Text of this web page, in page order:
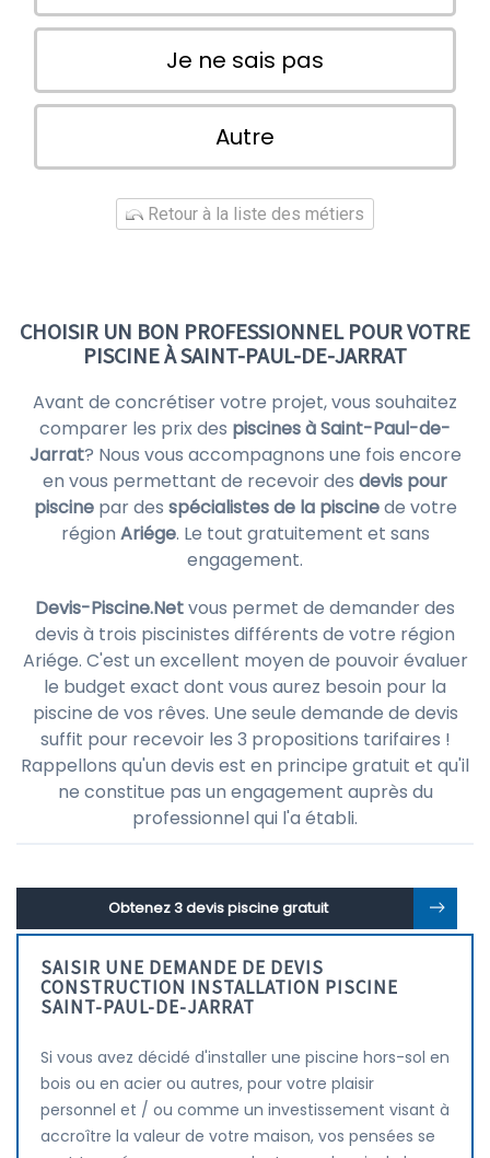
Je ne sais pas
Autre
Retour à la liste des métiers
CHOISIR UN BON PROFESSIONNEL POUR VOTRE
PISCINE À SAINT-PAUL-DE-JARRAT
Avant de concrétiser votre projet, vous souhaitez
comparer les prix des piscines à Saint-Paul-de-
Jarrat? Nous vous accompagnons une fois encore
en vous permettant de recevoir des devis pour
piscinepar des spécialistes de la piscinede votre
région Ariége. Le tout gratuitement et sans
engagement.
Devis-Piscine.Netvous permet de demander des
devis à trois piscinistes différents de votre région
Ariége. C'est un excellent moyen de pouvoir évaluer
le budget exact dont vous aurez besoin pour la
piscine de vos rêves. Une seule demande de devis
suffit pour recevoir les 3 propositions tarifaires !
Rappellons qu'un devis est en principe gratuit et qu'il
ne constitue pas un engagement auprès du
professionnel qui l'a établi.
Obtenez 3 devis piscine gratuit
SAISIR UNE DEMANDE DE DEVIS
CONSTRUCTION INSTALLATION PISCINE
SAINT-PAUL-DE-JARRAT
Si vous avez décidé d'installer une piscine hors-sol en
bois ou en acier ou autres, pour votre plaisir
personnel et / ou comme un investissement visant à
accroître la valeur de votre maison, vos pensées se